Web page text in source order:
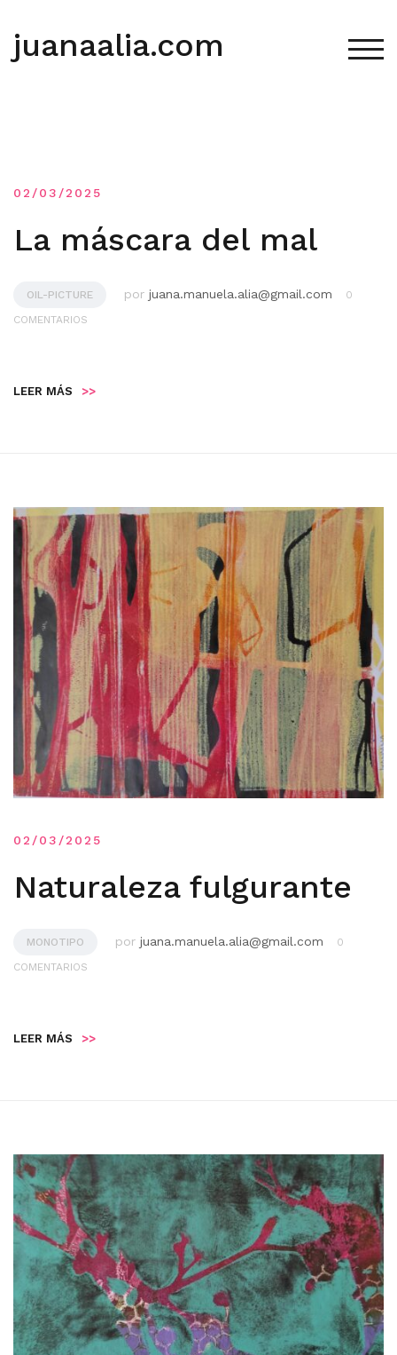
contenido
juanaalia.com
02/03/2025
La máscara del mal
OIL-PICTURE por juana.manuela.alia@gmail.com
0
COMENTARIOS
LEER MÁS >>
02/03/2025
Naturaleza fulgurante
MONOTIPO por juana.manuela.alia@gmail.com
0
COMENTARIOS
LEER MÁS >>